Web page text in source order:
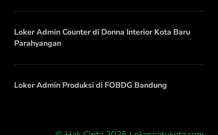
Loker Admin Counter di Donna Interior Kota Baru
Parahyangan
Loker Admin Produksi di FOBDG Bandung